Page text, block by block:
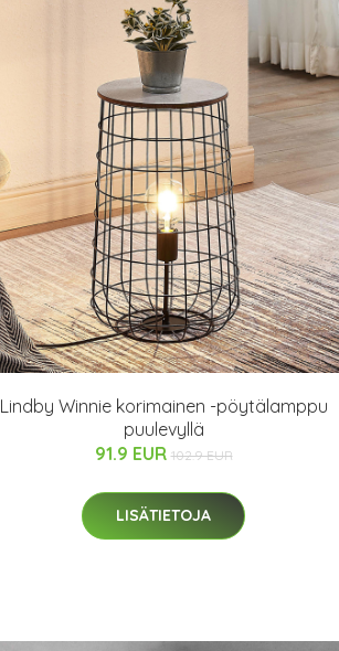
Lindby Winnie korimainen -pöytälamppu
puulevyllä
91.9 EUR 102.9 EUR
LISÄTIETOJA